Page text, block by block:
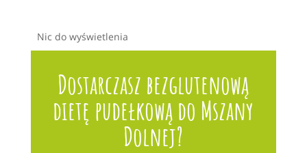
Nic do wyświetlenia
Dostarczasz bezglutenową
dietę pudełkową do Mszany
Dolnej?